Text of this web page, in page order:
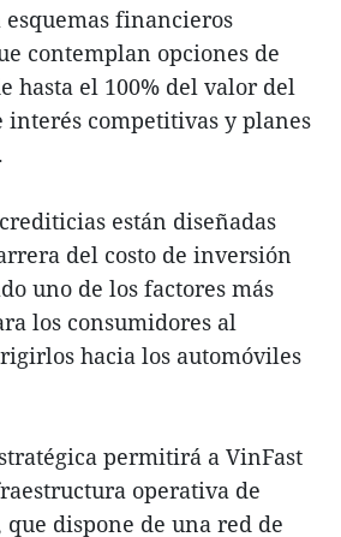
financieros
contemplan opciones de
hasta el 100% del valor del
interés competitivas y planes
están diseñadas
del costo de inversión
uno de los factores más
los consumidores al
hacia los automóviles
permitirá a VinFast
operativa de
dispone de una red de